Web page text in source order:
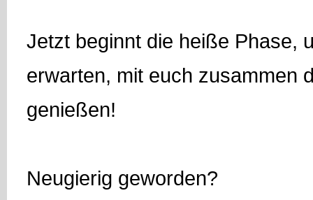
Jetzt beginnt die heiße Phase,
erwarten, mit euch zusammen
genießen!
Neugierig geworden?